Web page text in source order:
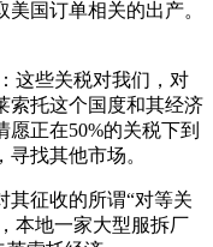
国订单相关的出产。
些关税对我们，对
索托这个国度和其经济
正在50%的关税下到
找其他市场。
征收的所谓“对等关
本地一家大型服拆厂